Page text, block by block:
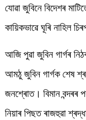
যোৱা জুবিনে বিদেশৰ
কায়িকভাৱে ঘূৰি নাহিল
আজি পুৱা জুবিন গাৰ্গৰ
আমঠু জুবিন গাৰ্গক শেষ
জনশ্ৰোত। বিমান বন্দৰৰ
নিয়াৰ পিছত ৰাজহুৱা